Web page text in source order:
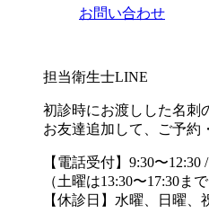
お問い合わせ
担当衛生士LINE
初診時にお渡しした名刺
お友達追加して、ご予約
【電話受付】9:30〜12:30
（土曜は13:30〜17:30まで
【休診日】水曜、日曜、